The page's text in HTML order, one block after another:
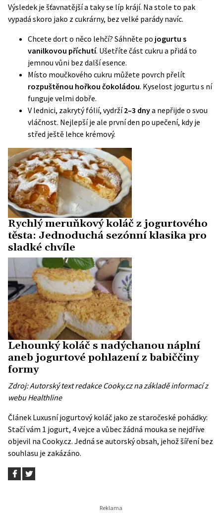
Výsledek je šťavnatější a taky se líp krájí. Na stole to pak
vypadá skoro jako z cukrárny, bez velké parády navíc.
Chcete dort o něco lehčí? Sáhněte po jogurtu s
vanilkovou příchutí. Ušetříte část cukru a přidá to
jemnou vůni bez další esence.
Místo moučkového cukru můžete povrch přelít
rozpuštěnou hořkou čokoládou. Kyselost jogurtu s ní
funguje velmi dobře.
V lednici, zakrytý fólií, vydrží2–3 dnya nepřijde o svou
vláčnost. Nejlepší je ale první den po upečení, kdy je
střed ještě lehce krémový.
Rychlý meruňkový koláč z jogurtového
těsta: Jednoduchá sezónní klasika pro
sladké chvíle
Lehounký koláč s nadýchanou náplní
aneb jogurtové pohlazení z babiččiny
formy
Zdroj: Autorský text redakce Cooky.cz na základě informací z
webuHealthline
Článek Luxusní jogurtový koláč jako ze staročeské pohádky:
Stačí vám 1 jogurt, 4 vejce a vůbec žádná mouka se nejdříve
objevil na Cooky.cz. Jedná se autorský obsah, jehož šíření bez
souhlasu je zakázáno.